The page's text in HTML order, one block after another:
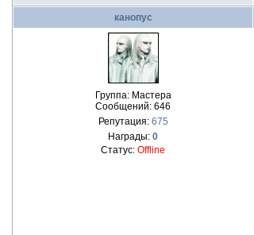
канопус
Группа: Мастера
Сообщений: 646
Репутация: 675
Награды: 0
Статус: Offline